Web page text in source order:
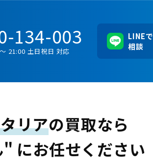
134-003
21:00 土日祝日 対応
LINEで
相談
リアの買取なら
にお任せください